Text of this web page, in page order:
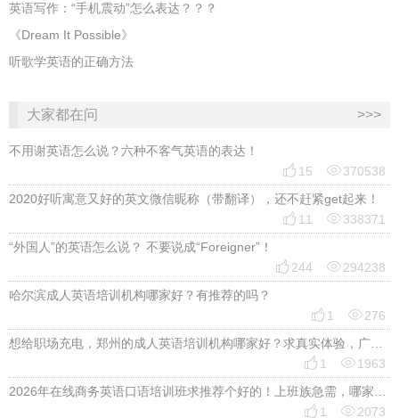
英语写作：“手机震动”怎么表达？？？
《Dream It Possible》
听歌学英语的正确方法
大家都在问 >>>
不用谢英语怎么说？六种不客气英语的表达！
 15 370538
2020好听寓意又好的英文微信昵称（带翻译），还不赶紧get起来！
 11 338371
“外国人”的英语怎么说？ 不要说成“Foreigner”！
 244 294238
哈尔滨成人英语培训机构哪家好？有推荐的吗？
 1 276
想给职场充电，郑州的成人英语培训机构哪家好？求真实体验，广告勿扰，感谢！
 1 1963
2026年在线商务英语口语培训班求推荐个好的！上班族急需，哪家好？
 1 2073